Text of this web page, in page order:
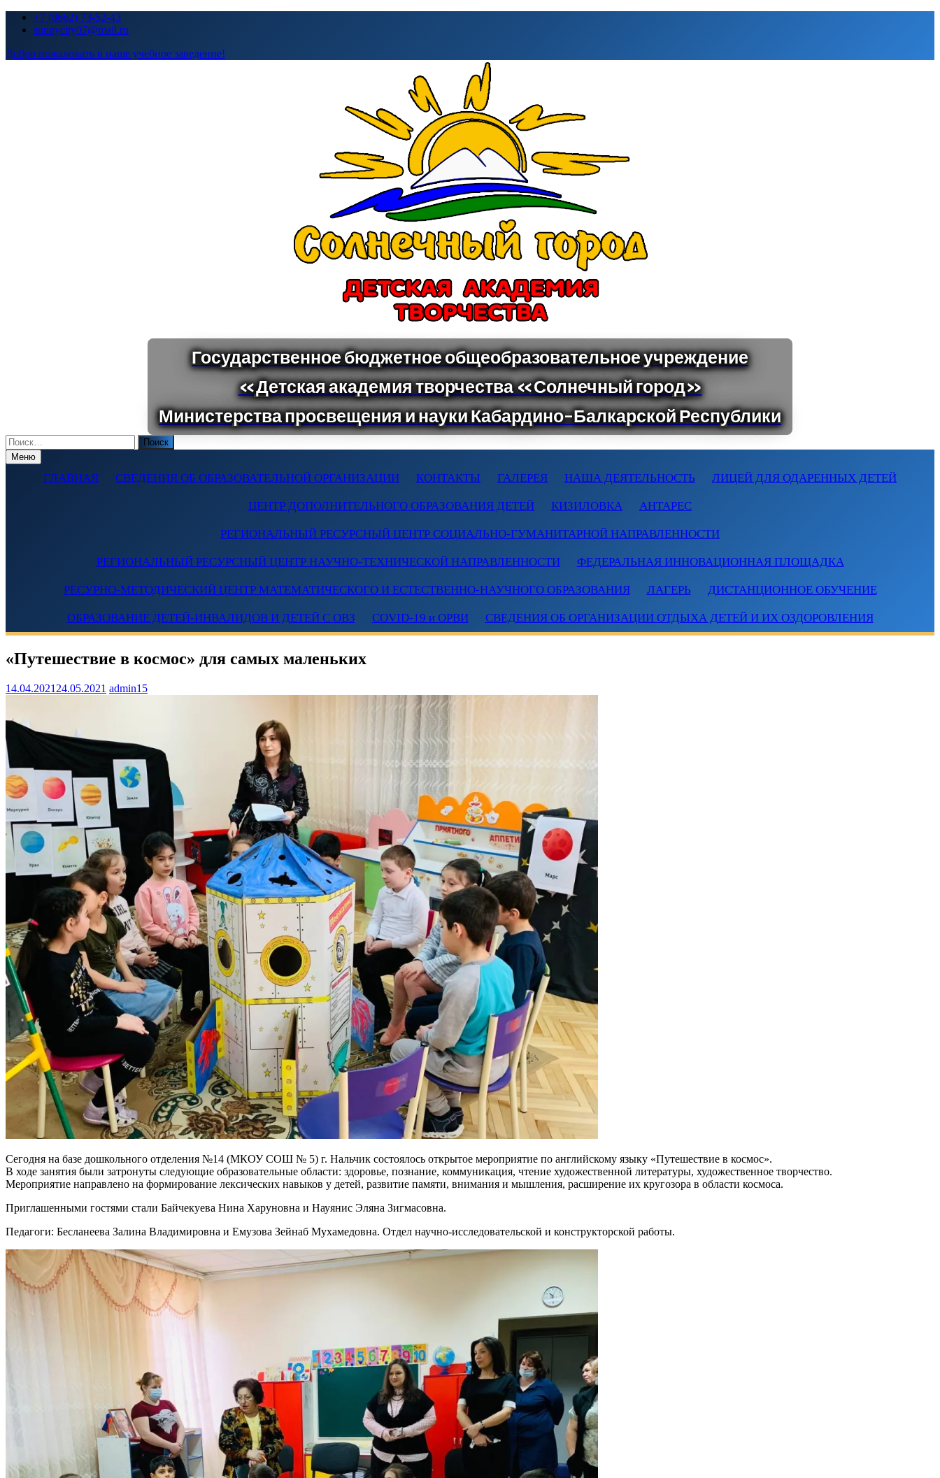
Перейти+7 (8662) 73-52-43
sunnycity07@mail.ru
Добро пожаловать в наше учебное заведение!
Поиск
по:Меню
ГЛАВНАЯ СВЕДЕНИЯ ОБ ОБРАЗОВАТЕЛЬНОЙ ОРГАНИЗАЦИИ КОНТАКТЫ ГАЛЕРЕЯ НАША ДЕЯТЕЛЬНОСТЬ ЛИЦЕЙ ДЛЯ ОДАРЕННЫХ ДЕТЕЙ
ЦЕНТР ДОПОЛНИТЕЛЬНОГО ОБРАЗОВАНИЯ ДЕТЕЙ КИЗИЛОВКА АНТАРЕС
РЕГИОНАЛЬНЫЙ РЕСУРСНЫЙ ЦЕНТР СОЦИАЛЬНО-ГУМАНИТАРНОЙ НАПРАВЛЕННОСТИ
РЕГИОНАЛЬНЫЙ РЕСУРСНЫЙ ЦЕНТР НАУЧНО-ТЕХНИЧЕСКОЙ НАПРАВЛЕННОСТИ ФЕДЕРАЛЬНАЯ ИННОВАЦИОННАЯ ПЛОЩАДКА
РЕСУРНО-МЕТОДИЧЕСКИЙ ЦЕНТР МАТЕМАТИЧЕСКОГО И ЕСТЕСТВЕННО-НАУЧНОГО ОБРАЗОВАНИЯ ЛАГЕРЬ ДИСТАНЦИОННОЕ ОБУЧЕНИЕ
ОБРАЗОВАНИЕ ДЕТЕЙ-ИНВАЛИДОВ И ДЕТЕЙ С ОВЗ COVID-19 и ОРВИ СВЕДЕНИЯ ОБ ОРГАНИЗАЦИИ ОТДЫХА ДЕТЕЙ И ИХ ОЗДОРОВЛЕНИЯ
«Путешествие в космос» для самых маленьких
14.04.2021 24.05.2021 admin15
Сегодня на базе дошкольного отделения №14 (МКОУ СОШ № 5) г. Нальчик состоялось открытое мероприятие по английскому языку «Путешествие в космос».
В ходе занятия были затронуты следующие образовательные области: здоровье, познание, коммуникация, чтение художественной литературы, художественное творчество.
Мероприятие направлено на формирование лексических навыков у детей, развитие памяти, внимания и мышления, расширение их кругозора в области космоса.
Приглашенными гостями стали Байчекуева Нина Харуновна и Науянис Эляна Зигмасовна.
Педагоги: Бесланеева Залина Владимировна и Емузова Зейнаб Мухамедовна. Отдел научно-исследовательской и конструкторской работы.